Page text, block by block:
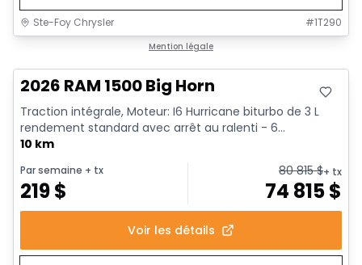
Ste-Foy Chrysler #1T290
Mention légale
2026 RAM 1500 Big Horn
Traction intégrale, Moteur: I6 Hurricane biturbo de 3 L
rendement standard avec arrêt au ralenti - 6...
10 km
Par semaine + tx
219$
80 815$+ tx
74 815$
Voir les détails